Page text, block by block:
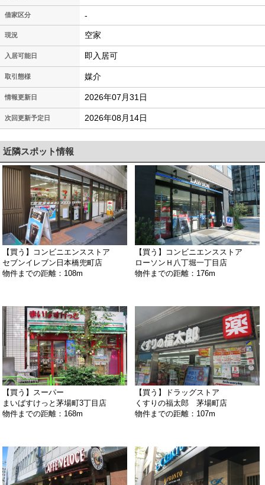
借家区分 -
現況 空家
入居可能日 即入居可
取引態様 媒介
情報更新日 2026年07月31日
次回更新予定日 2026年08月14日
近隣スポット情報
【買う】コンビニエンスストア
セブンイレブン日本橋兜町店
物件までの距離：108m
【買う】コンビニエンスストア
ローソンＨ八丁堀一丁目店
物件までの距離：176m
【買う】スーパー
まいばすけっと茅場町3丁目店
物件までの距離：168m
【買う】ドラッグストア
くすりの福太郎 茅場町店
物件までの距離：107m